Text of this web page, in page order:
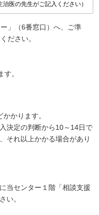
医の先生がご記入ください）
」（6番窓口）へ、ご準
ださい。
。
かります。
決定の判断から10～14日で
それ以上かかる場合があり
当センター１階「相談支援
い。